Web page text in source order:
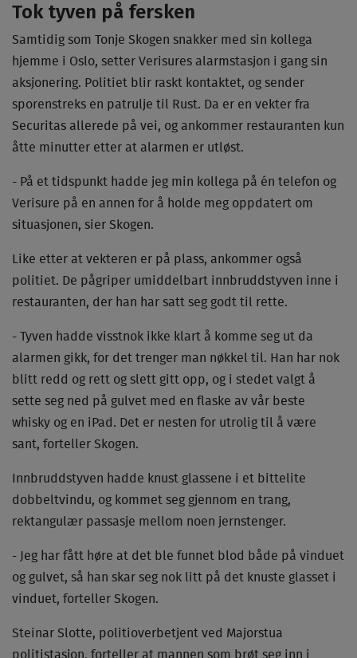
Tok tyven på fersken
Samtidig som Tonje Skogen snakker med sin kollega
hjemme i Oslo, setter Verisures alarmstasjon i gang sin
aksjonering. Politiet blir raskt kontaktet, og sender
sporenstreks en patrulje til Rust. Da er en vekter fra
Securitas allerede på vei, og ankommer restauranten kun
åtte minutter etter at alarmen er utløst.
- På et tidspunkt hadde jeg min kollega på én telefon og
Verisure på en annen for å holde meg oppdatert om
situasjonen, sier Skogen.
Like etter at vekteren er på plass, ankommer også
politiet. De pågriper umiddelbart innbruddstyven inne i
restauranten, der han har satt seg godt til rette.
- Tyven hadde visstnok ikke klart å komme seg ut da
alarmen gikk, for det trenger man nøkkel til. Han har nok
blitt redd og rett og slett gitt opp, og i stedet valgt å
sette seg ned på gulvet med en flaske av vår beste
whisky og en iPad. Det er nesten for utrolig til å være
sant, forteller Skogen.
Innbruddstyven hadde knust glassene i et bittelite
dobbeltvindu, og kommet seg gjennom en trang,
rektangulær passasje mellom noen jernstenger.
- Jeg har fått høre at det ble funnet blod både på vinduet
og gulvet, så han skar seg nok litt på det knuste glasset i
vinduet, forteller Skogen.
Steinar Slotte, politioverbetjent ved Majorstua
politistasjon, forteller at mannen som brøt seg inn i